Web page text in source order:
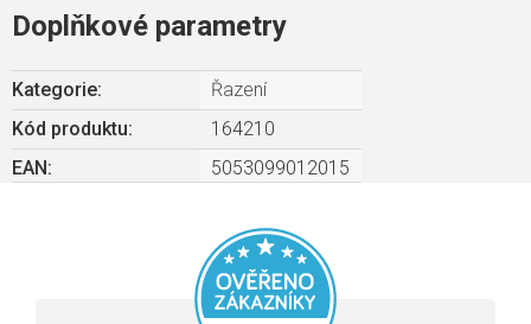
Doplňkové parametry
Kategorie:
Řazení
Kód produktu:
164210
EAN: 5053099012015